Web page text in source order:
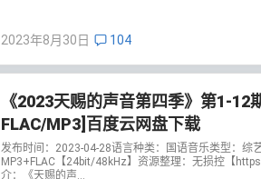
2023年8月30日 104
《2023天赐的声音第四季》第1-12
FLAC/MP3]百度云网盘下载
发布时间：2023-04-28语言种类：国语音乐类型：综
MP3+FLAC【24bit/48kHz】资源整理：无损控【
介：《天赐的声...